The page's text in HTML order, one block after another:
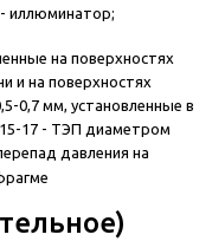
- иллюминатор;
на поверхностях
и на поверхностях
0,7 мм, установленные в
15-17 - ТЭП диаметром
давления на